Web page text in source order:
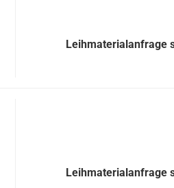
Leihmaterialanfrage
Leihmaterialanfrage